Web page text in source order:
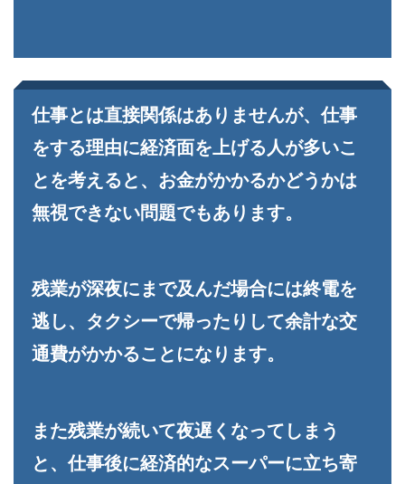
仕事とは直接関係はありませんが、仕事
をする理由に経済面を上げる人が多いこ
とを考えると、お金がかかるかどうかは
無視できない問題でもあります。
残業が深夜にまで及んだ場合には終電を
逃し、タクシーで帰ったりして余計な交
通費がかかることになります。
また残業が続いて夜遅くなってしまう
と、仕事後に経済的なスーパーに立ち寄